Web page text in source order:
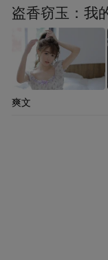
盗香窃玉：我
爽文